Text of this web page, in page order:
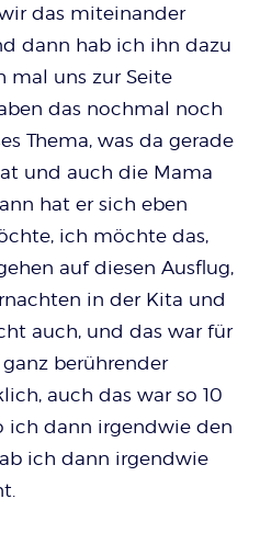
das miteinander
dann hab ich ihn dazu
mal uns zur Seite
das nochmal noch
Thema, was da gerade
und auch die Mama
hat er sich eben
ich möchte das,
auf diesen Ausflug,
in der Kita und
auch, und das war für
berührender
auch das war so 10
ich dann irgendwie den
ich dann irgendwie